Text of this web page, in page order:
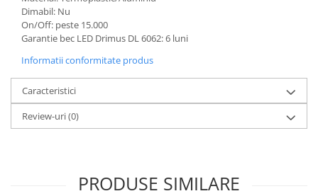
Dimabil: Nu
On/Off: peste 15.000
Garantie bec LED Drimus DL 6062: 6 luni
Informatii conformitate produs
Caracteristici
Review-uri(0)
PRODUSE SIMILARE